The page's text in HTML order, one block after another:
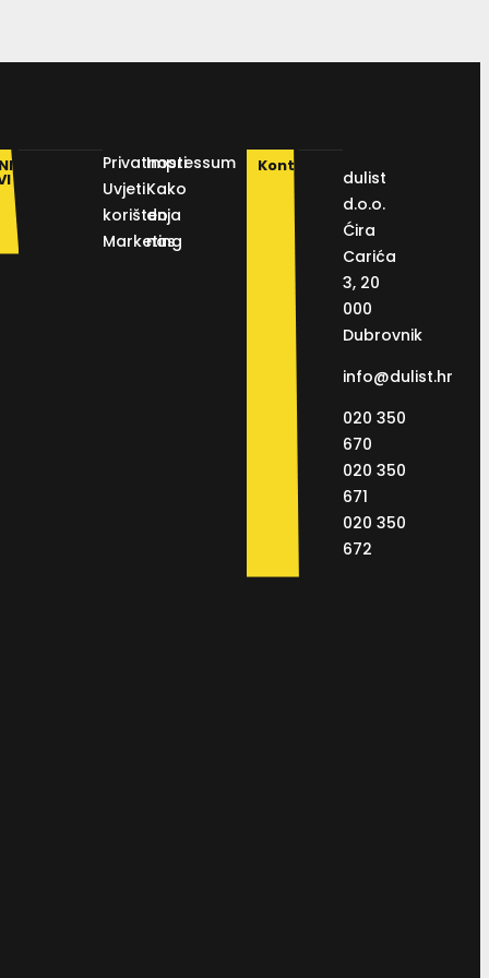
Privatnosti
Uvjeti
korištenja
Marketing
Impressum
Kako
do
nas
Kontakt
dulist
d.o.o.
Ćira
Carića
3, 20
000
Dubrovnik
info@dulist.hr
020 350
670
020 350
671
020 350
672